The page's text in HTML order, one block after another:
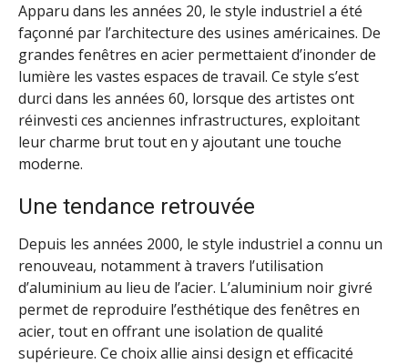
Apparu dans les années 20, le style industriel a été
façonné par l’architecture des usines américaines. De
grandes fenêtres en acier permettaient d’inonder de
lumière les vastes espaces de travail. Ce style s’est
durci dans les années 60, lorsque des artistes ont
réinvesti ces anciennes infrastructures, exploitant
leur charme brut tout en y ajoutant une touche
moderne.
Une tendance retrouvée
Depuis les années 2000, le style industriel a connu un
renouveau, notamment à travers l’utilisation
d’aluminium au lieu de l’acier. L’aluminium noir givré
permet de reproduire l’esthétique des fenêtres en
acier, tout en offrant une isolation de qualité
supérieure. Ce choix allie ainsi design et efficacité